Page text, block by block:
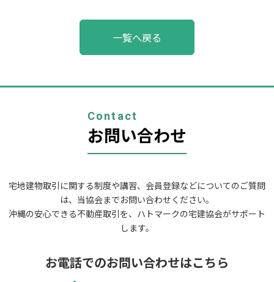
ー
一覧へ戻る
Contact
お問い合わせ
宅地建物取引に関する制度や講習、会員登録などについてのご質問
は、当協会までお問い合わせください。
沖縄の安心できる不動産取引を、ハトマークの宅建協会がサポート
します。
お電話でのお問い合わせはこちら